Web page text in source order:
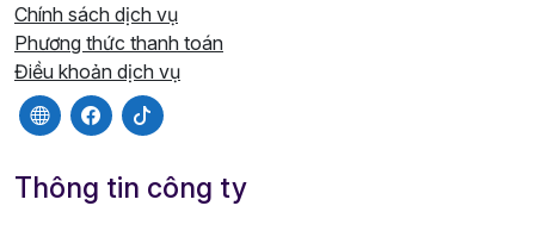
Chính sách dịch vụ
Phương thức thanh toán
Điều khoản dịch vụ
Thông tin công ty